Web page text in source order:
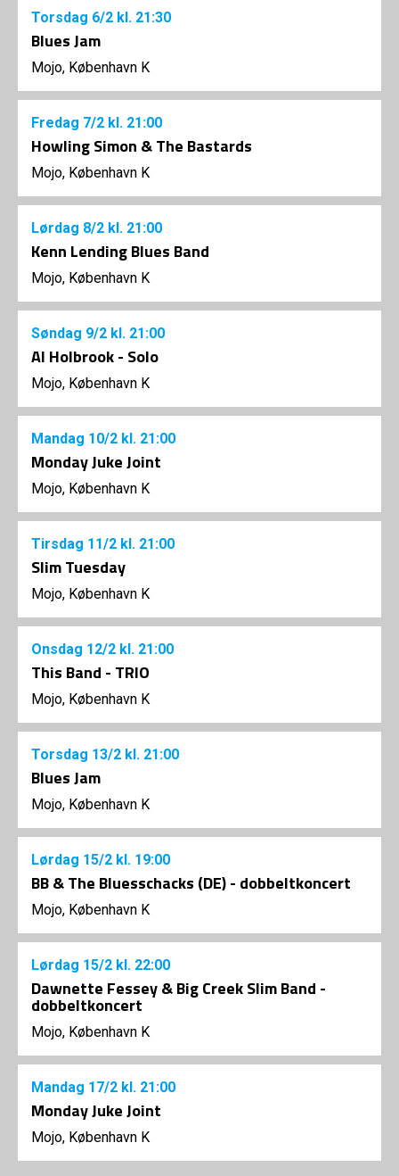
Torsdag 6/2 kl. 21:30
Blues Jam
Mojo, København K
Fredag 7/2 kl. 21:00
Howling Simon & The Bastards
Mojo, København K
Lørdag 8/2 kl. 21:00
Kenn Lending Blues Band
Mojo, København K
Søndag 9/2 kl. 21:00
Al Holbrook - Solo
Mojo, København K
Mandag 10/2 kl. 21:00
Monday Juke Joint
Mojo, København K
Tirsdag 11/2 kl. 21:00
Slim Tuesday
Mojo, København K
Onsdag 12/2 kl. 21:00
This Band - TRIO
Mojo, København K
Torsdag 13/2 kl. 21:00
Blues Jam
Mojo, København K
Lørdag 15/2 kl. 19:00
BB & The Bluesschacks (DE) - dobbeltkoncert
Mojo, København K
Lørdag 15/2 kl. 22:00
Dawnette Fessey & Big Creek Slim Band -
dobbeltkoncert
Mojo, København K
Mandag 17/2 kl. 21:00
Monday Juke Joint
Mojo, København K